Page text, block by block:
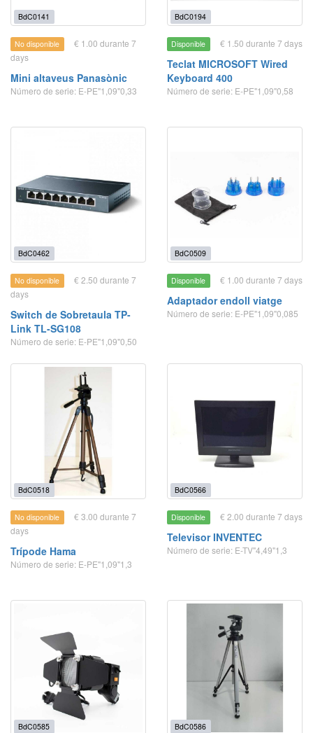
BdC0141
No disponible
€ 1.00 durante 7
days
Mini altaveus Panasònic
Número de serie: E-PE"1,09"0,33
BdC0194
Disponible € 1.50 durante 7 days
Teclat MICROSOFT Wired
Keyboard 400
Número de serie: E-PE"1,09"0,58
BdC0462
No disponible
€ 2.50 durante 7
days
Switch de Sobretaula TP-
Link TL-SG108
Número de serie: E-PE"1,09"0,50
BdC0509
Disponible € 1.00 durante 7 days
Adaptador endoll viatge
Número de serie: E-PE"1,09"0,085
BdC0518
No disponible
€ 3.00 durante 7
days
Trípode Hama
Número de serie: E-PE"1,09"1,3
BdC0566
Disponible € 2.00 durante 7 days
Televisor INVENTEC
Número de serie: E-TV"4,49"1,3
BdC0585 BdC0586